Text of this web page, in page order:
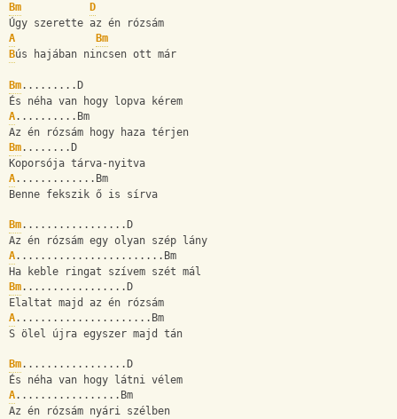
Bm
D
Úgy szerette az én rózsám
A
Bm
Bús hajában nincsen ott már
Bm.........D
És néha van hogy lopva kérem
A..........Bm
Az én rózsám hogy haza térjen
Bm........D
Koporsója tárva-nyitva
A.............Bm
Benne fekszik ő is sírva
Bm.................D
Az én rózsám egy olyan szép lány
A........................Bm
Ha keble ringat szívem szét mál
Bm.................D
Elaltat majd az én rózsám
A......................Bm
S ölel újra egyszer majd tán
Bm.................D
És néha van hogy látni vélem
A.................Bm
Az én rózsám nyári szélben